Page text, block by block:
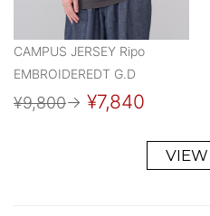
CAMPUS JERSEY Ripo
EMBROIDEREDT G.D
¥9,800→ ¥7,840
VIEW